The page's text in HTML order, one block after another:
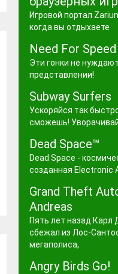
Игровой портал
когда вы отдыхаете
Need For
Эти гонки не
представлении!
Subway Surfers
Ускоряйся так
сможешь!
Dead Space™
Dead Space -
созданная Electronic
Grand Theft
Andreas
Пять лет назад Карл
сбежал из Лос-
мегаполиса,
Angry Birds Go!